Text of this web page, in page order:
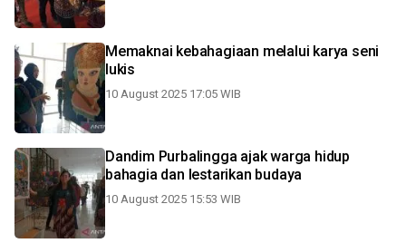
Memaknai kebahagiaan melalui karya seni
lukis
10 August 2025 17:05 WIB
Dandim Purbalingga ajak warga hidup
bahagia dan lestarikan budaya
10 August 2025 15:53 WIB